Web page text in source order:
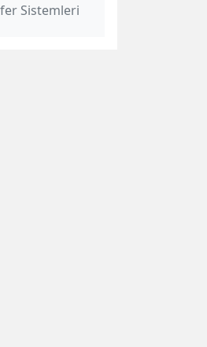
Sistemleri